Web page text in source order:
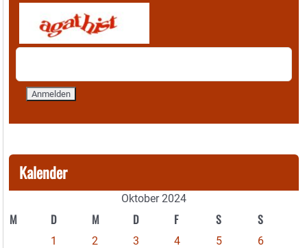
Kalender
Oktober 2024
M D M D F S S
1 2 3 4 5
6